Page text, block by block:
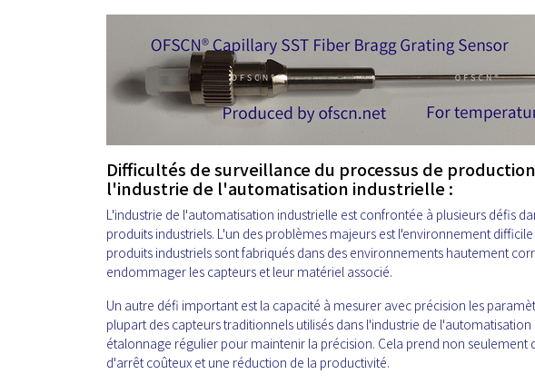
Difficultés de surveillance du processus de
l'industrie de l'automatisation industrielle :
L'industrie de l'automatisation industrielle est confrontée à plusieurs défis
produits industriels. L'un des problèmes majeurs est l'environnement
produits industriels sont fabriqués dans des environnements hautement
endommager les capteurs et leur matériel associé.
Un autre défi important est la capacité à mesurer avec précision les
plupart des capteurs traditionnels utilisés dans l'industrie de
étalonnage régulier pour maintenir la précision. Cela prend non
d'arrêt coûteux et une réduction de la productivité.